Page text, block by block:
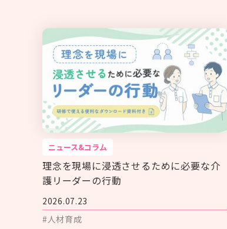
ニュース&コラム
理念を現場に浸透させるために必要な介
護リーダーの行動
2026.07.23
#人材育成